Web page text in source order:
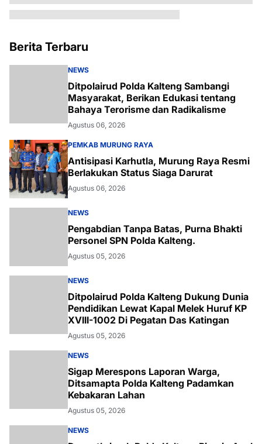
Berita Terbaru
NEWS
Ditpolairud Polda Kalteng Sambangi
Masyarakat, Berikan Edukasi tentang
Bahaya Terorisme dan Radikalisme
Agustus 06, 2026
PEMKAB MURUNG RAYA
Antisipasi Karhutla, Murung Raya Resmi
Berlakukan Status Siaga Darurat
Agustus 06, 2026
NEWS
Pengabdian Tanpa Batas, Purna Bhakti
Personel SPN Polda Kalteng.
Agustus 05, 2026
NEWS
Ditpolairud Polda Kalteng Dukung Dunia
Pendidikan Lewat Kapal Melek Huruf KP
XVIII-1002 Di Pegatan Das Katingan
Agustus 05, 2026
NEWS
Sigap Merespons Laporan Warga,
Ditsamapta Polda Kalteng Padamkan
Kebakaran Lahan
Agustus 05, 2026
NEWS